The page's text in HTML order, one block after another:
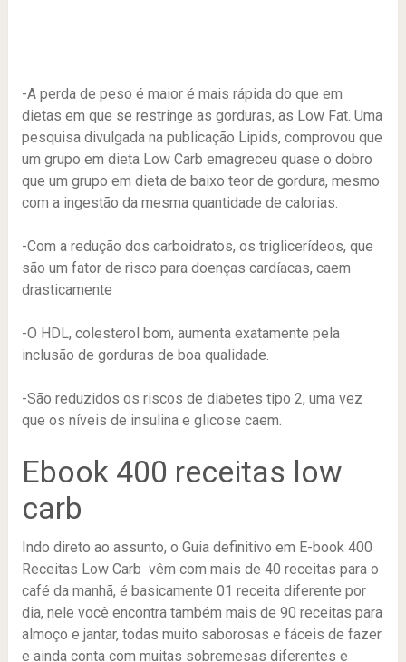
-A perda de peso é maior é mais rápida do que em
dietas em que se restringe as gorduras, as Low Fat. Uma
pesquisa divulgada na publicação Lipids, comprovou que
um grupo em dieta Low Carb emagreceu quase o dobro
que um grupo em dieta de baixo teor de gordura, mesmo
com a ingestão da mesma quantidade de calorias.
-Com a redução dos carboidratos, os triglicerídeos, que
são um fator de risco para doenças cardíacas, caem
drasticamente
-O HDL, colesterol bom, aumenta exatamente pela
inclusão de gorduras de boa qualidade.
-São reduzidos os riscos de diabetes tipo 2, uma vez
que os níveis de insulina e glicose caem.
Ebook 400 receitas low
carb
Indo direto ao assunto, o Guia definitivo em E-book 400
Receitas Low Carb vêm com mais de 40 receitas para o
café da manhã, é basicamente 01 receita diferente por
dia, nele você encontra também mais de 90 receitas para
almoço e jantar, todas muito saborosas e fáceis de fazer
e ainda conta com muitas sobremesas diferentes e